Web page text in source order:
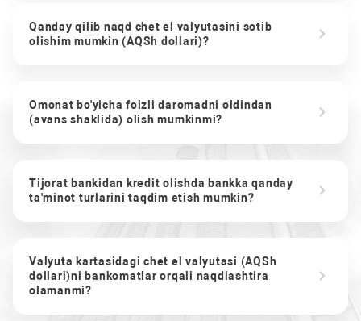
Qanday qilib naqd chet el valyutasini sotib
olishim mumkin (AQSh dollari)?
Omonat bo'yicha foizli daromadni oldindan
(avans shaklida) olish mumkinmi?
Tijorat bankidan kredit olishda bankka qanday
ta'minot turlarini taqdim etish mumkin?
Valyuta kartasidagi chet el valyutasi (AQSh
dollari)ni bankomatlar orqali naqdlashtira
olamanmi?